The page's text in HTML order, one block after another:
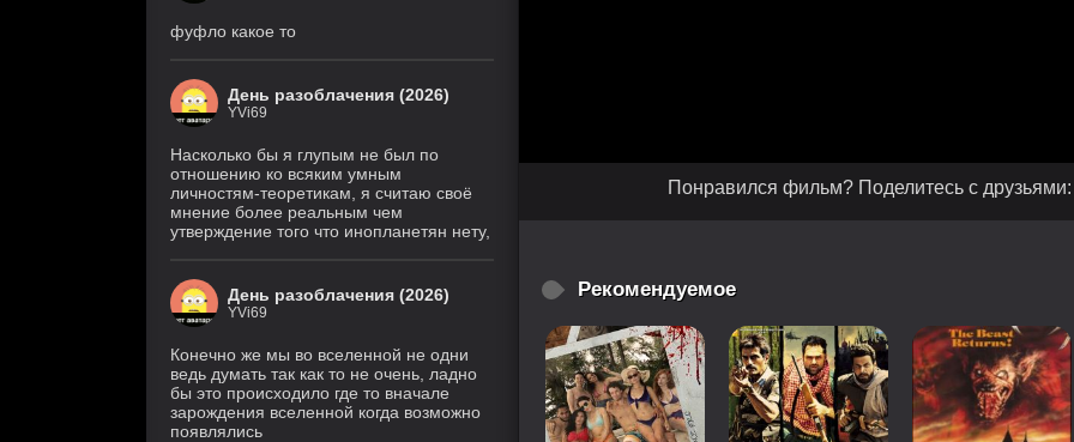
Понравился фильм? Поделитесь с друзьями:
Рекомендуемое
фуфло какое то
День разоблачения (2026)
YVi69
Насколько бы я глупым не был по
отношению ко всяким умным
личностям-теоретикам, я считаю своё
мнение более реальным чем
утверждение того что инопланетян нету,
День разоблачения (2026)
YVi69
Конечно же мы во вселенной не одни
ведь думать так как то не очень, ладно
бы это происходило где то вначале
зарождения вселенной когда возможно
появлялись